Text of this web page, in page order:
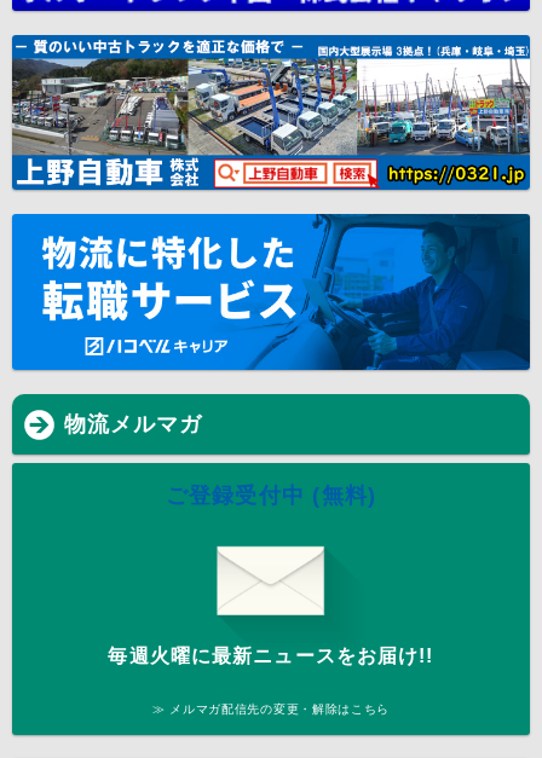
物流メルマガ
ご登録受付中 (無料)
毎週火曜に最新ニュースをお届け!!
≫ メルマガ配信先の変更・解除はこちら